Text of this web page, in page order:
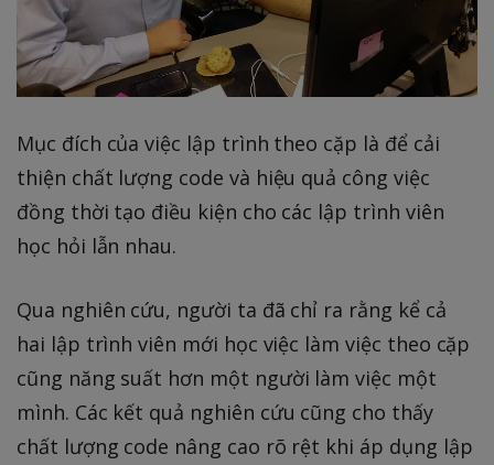
Mục đích của việc lập trình theo cặp là để cải
thiện chất lượng code và hiệu quả công việc
đồng thời tạo điều kiện cho các lập trình viên
học hỏi lẫn nhau.
Qua nghiên cứu, người ta đã chỉ ra rằng kể cả
hai lập trình viên mới học việc làm việc theo cặp
cũng năng suất hơn một người làm việc một
mình. Các kết quả nghiên cứu cũng cho thấy
chất lượng code nâng cao rõ rệt khi áp dụng lập